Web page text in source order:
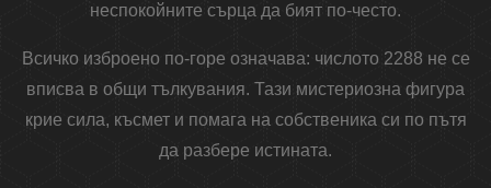
неспокойните сърца да бият по-често.
Всичко изброено по-горе означава: числото 2288 не се
вписва в общи тълкувания. Тази мистериозна фигура
крие сила, късмет и помага на собственика си по пътя
да разбере истината.